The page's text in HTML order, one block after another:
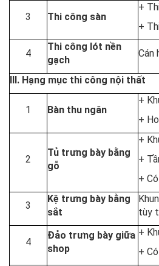
3 Thi công sàn
+
+
4
Thi công lót nền
gạch
Cán
III. Hạng mục thi công nội thất
1 Bàn thu ngân
+
+
2
Tủ trưng bày bằng
gỗ
+
+
+
3
Kệ trưng bày bằng
sắt
tùy
4
Đảo trưng bày giữa
shop
+
+